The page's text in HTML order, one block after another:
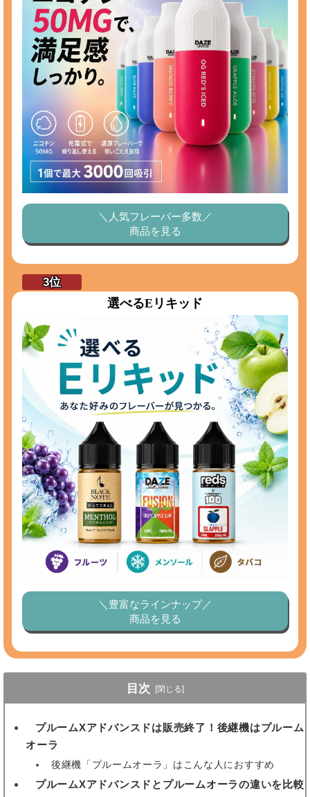
＼人気フレーバー多数／
商品を見る
選べるEリキッド
＼豊富なラインナップ／
商品を見る
目次 [閉じる]
プルームXアドバンスドは販売終了！後継機はプルーム
オーラ
後継機「プルームオーラ」はこんな人におすすめ
プルームXアドバンスドとプルームオーラの違いを比較